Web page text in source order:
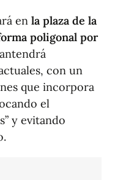
en la plaza de la
poligonal por
con un
que incorpora
el
y evitando